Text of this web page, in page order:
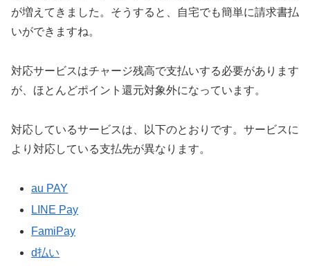
が増えてきました。そうすると、自宅でも簡単に請求書払
いができますね。
対応サービスはチャージ残高で支払いする必要があります
が、ほとんどポイント還元対象外になっています。
対応しているサービスは、以下のとおりです。サービスに
より対応している支払先が異なります。
au PAY
LINE Pay
FamiPay
d払い